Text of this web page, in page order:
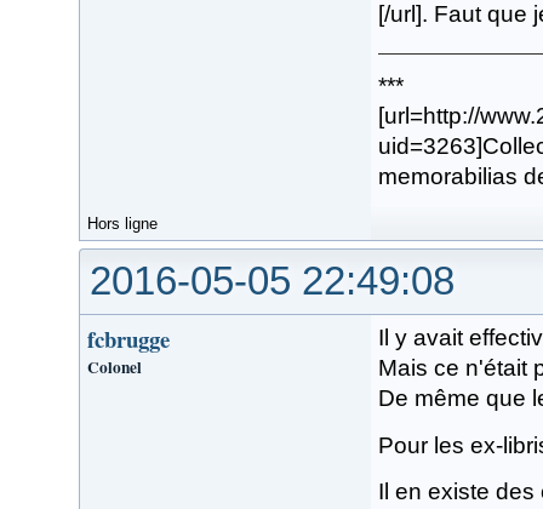
[/url]. Faut que
***
[url=http://
memorabilias
Hors ligne
2016-05-05 22:49:08
fcbrugge
Colonel
Il y avait
Mais ce n'était
De même que
Pour les ex-
Il en existe